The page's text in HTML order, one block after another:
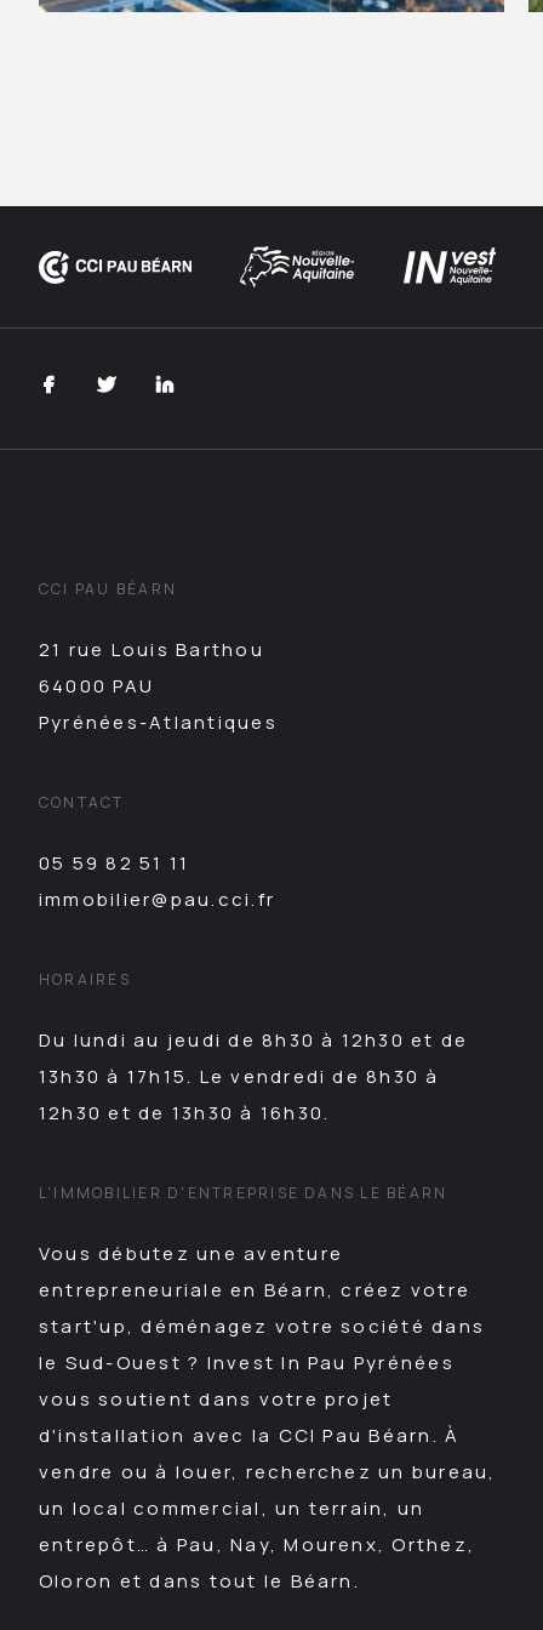
CCI PAU BÉARN
21 rue Louis Barthou
64000 PAU
Pyrénées-Atlantiques
CONTACT
05 59 82 51 11
immobilier@pau.cci.fr
HORAIRES
Du lundi au jeudi de 8h30 à 12h30 et de
13h30 à 17h15. Le vendredi de 8h30 à
12h30 et de 13h30 à 16h30.
L'IMMOBILIER D'ENTREPRISE DANS LE BÉARN
Vous débutez une aventure
entrepreneuriale en Béarn, créez votre
start'up, déménagez votre société dans
le Sud-Ouest ? Invest In Pau Pyrénées
vous soutient dans votre projet
d'installation avec la CCI Pau Béarn. À
vendre ou à louer, recherchez un bureau,
un local commercial, un terrain, un
entrepôt… à Pau, Nay, Mourenx, Orthez,
Oloron et dans tout le Béarn.